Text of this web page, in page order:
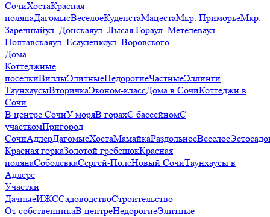
СочиХостаКрасная
полянаДагомысВеселоеКудепстаМацестаМкр. ПриморьеМкр.
Заречныйул. Донскаяул. Лысая Гораул. Метелеваул.
Полтавскаяул. Есауленкоул. Воровского
Дома
Коттеджные
поселкиВиллыЭлитныеНедорогиеЧастныеЭллинги
ТаунхаусыВторичкаЭконом-классДома в СочиКоттеджи в
Сочи
В центре СочиУ моряВ горахС бассейномС
участкомПригород
СочиАдлерДагомысХостаМамайкаРаздольноеВеселое
Красная горкаЗолотой гребешокКрасная
полянаСоболевкаСергей-ПолеНовый СочиТаунхаусы в
Адлере
Участки
ДачныеИЖССадоводствоСтроительство
От собственникаВ центреНедорогиеЭлитные